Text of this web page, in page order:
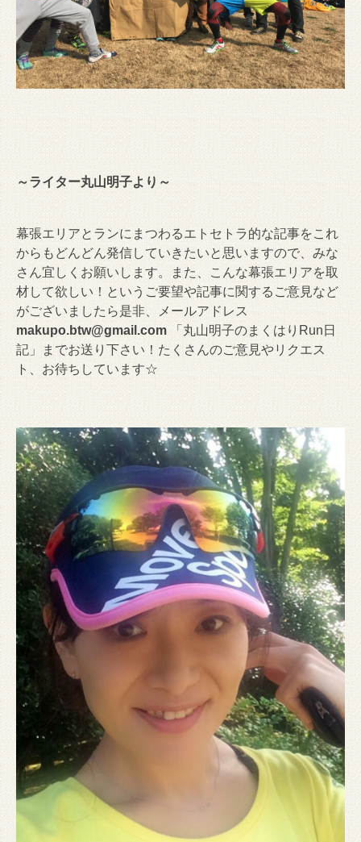
～ライター丸山明子より～
幕張エリアとランにまつわるエトセトラ的な記事をこれ
からもどんどん発信していきたいと思いますので、みな
さん宜しくお願いします。また、こんな幕張エリアを取
材して欲しい！というご要望や記事に関するご意見など
がございましたら是非、メールアドレス
makupo.btw@gmail.com 「丸山明子のまくはりRun日
記」までお送り下さい！たくさんのご意見やリクエス
ト、お待ちしています☆